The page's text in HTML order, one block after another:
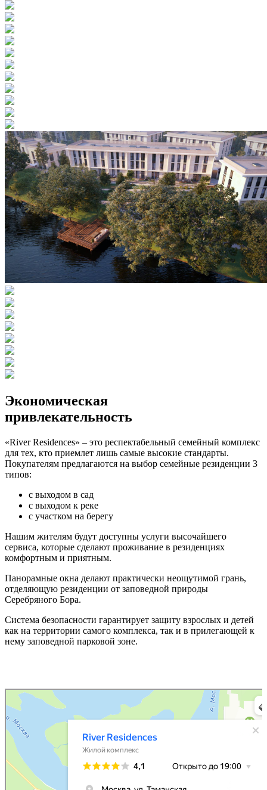
Экономическая
привлекательность
«River Residences» – это респектабельный семейный комплекс
для тех, кто приемлет лишь самые высокие стандарты.
Покупателям предлагаются на выбор семейные резиденции 3
типов:
с выходом в сад
с выходом к реке
с участком на берегу
Нашим жителям будут доступны услуги высочайшего
сервиса, которые сделают проживание в резиденциях
комфортным и приятным.
Панорамные окна делают практически неощутимой грань,
отделяющую резиденции от заповедной природы
Серебряного Бора.
Система безопасности гарантирует защиту взрослых и детей
как на территории самого комплекса, так и в прилегающей к
нему заповедной парковой зоне.
River Residences
Жилой комплекс в Москве